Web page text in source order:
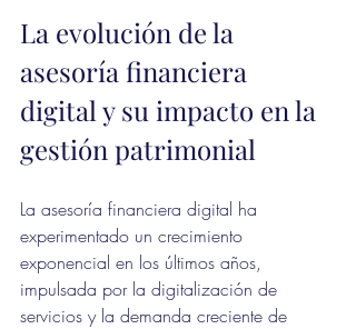
La evolución de la
asesoría financiera
digital y su impacto en la
gestión patrimonial
La asesoría financiera digital ha
experimentado un crecimiento
exponencial en los últimos años,
impulsada por la digitalización de
servicios y la demanda creciente de